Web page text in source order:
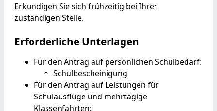
Erkundigen Sie sich frühzeitig bei Ihrer
zuständigen Stelle.
Erforderliche Unterlagen
Für den Antrag auf persönlichen Schulbedarf:
Schulbescheinigung
Für den Antrag auf Leistungen für
Schulausflüge und mehrtägige
Klassenfahrten: